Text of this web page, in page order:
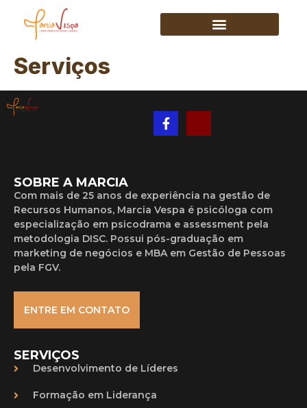
Serviços
SOBRE A MARCIA
Com mais de 25 anos de experiência na gestão de
Recursos Humanos, Marcia Vespa é psicóloga com
especialização em psicodrama e assessment pela
metodologia DISC. Possui pós-graduação em
marketing de negócios e MBA em Gestão de Pessoas
pela FGV.
ENTRE EM CONTATO
SERVIÇOS
Desenvolvimento de Líderes
Formação em Liderança